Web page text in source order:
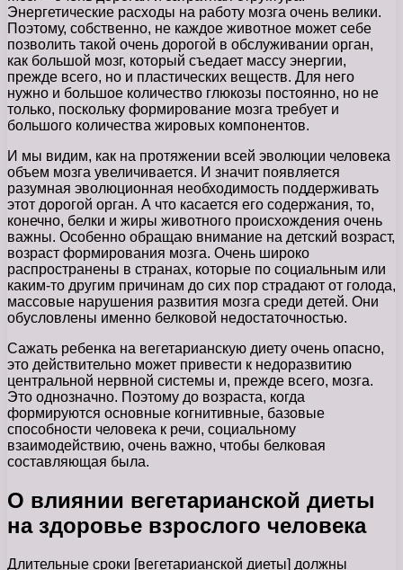
Энергетические расходы на работу мозга очень велики.
Поэтому, собственно, не каждое животное может себе
позволить такой очень дорогой в обслуживании орган,
как большой мозг, который съедает массу энергии,
прежде всего, но и пластических веществ. Для него
нужно и большое количество глюкозы постоянно, но не
только, поскольку формирование мозга требует и
большого количества жировых компонентов.
И мы видим, как на протяжении всей эволюции человека
объем мозга увеличивается. И значит появляется
разумная эволюционная необходимость поддерживать
этот дорогой орган. А что касается его содержания, то,
конечно, белки и жиры животного происхождения очень
важны. Особенно обращаю внимание на детский возраст,
возраст формирования мозга. Очень широко
распространены в странах, которые по социальным или
каким-то другим причинам до сих пор страдают от голода,
массовые нарушения развития мозга среди детей. Они
обусловлены именно белковой недостаточностью.
Сажать ребенка на вегетарианскую диету очень опасно,
это действительно может привести к недоразвитию
центральной нервной системы и, прежде всего, мозга.
Это однозначно. Поэтому до возраста, когда
формируются основные когнитивные, базовые
способности человека к речи, социальному
взаимодействию, очень важно, чтобы белковая
составляющая была.
О влиянии вегетарианской диеты
на здоровье взрослого человека
Длительные сроки [вегетарианской диеты] должны